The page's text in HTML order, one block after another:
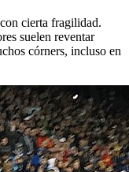
cierta fragilidad.
suelen reventar
córners, incluso en